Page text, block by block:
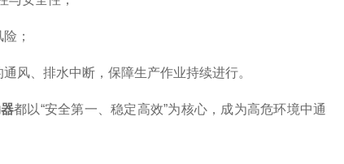
；
、排水中断，保障生产作业持续进行。
都以“安全第一、稳定高效”为核心，成为高危环境中通